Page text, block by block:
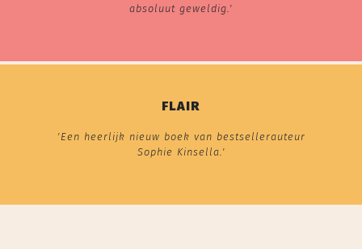
absoluut geweldig.'
FLAIR
'Een heerlijk nieuw boek van bestsellerauteur
Sophie Kinsella.'